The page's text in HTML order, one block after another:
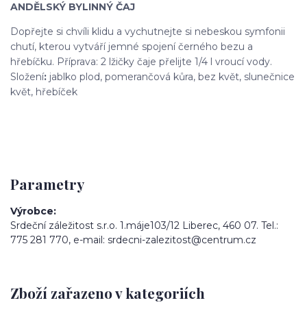
ANDĚLSKÝ BYLINNÝ ČAJ
Dopřejte si chvíli klidu a vychutnejte si nebeskou symfonii
chutí, kterou vytváří jemné spojení černého bezu a
hřebíčku. Příprava: 2 lžičky čaje přelijte 1/4 l vroucí vody.
Složení: jablko plod, pomerančová kůra, bez květ, slunečnice
květ, hřebíček
Parametry
Výrobce
Srdeční záležitost s.r.o. 1.máje103/12 Liberec, 460 07. Tel.:
775 281 770, e-mail: srdecni-zalezitost@centrum.cz
Zboží zařazeno v kategoriích